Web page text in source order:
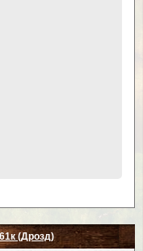
(Дрозд)